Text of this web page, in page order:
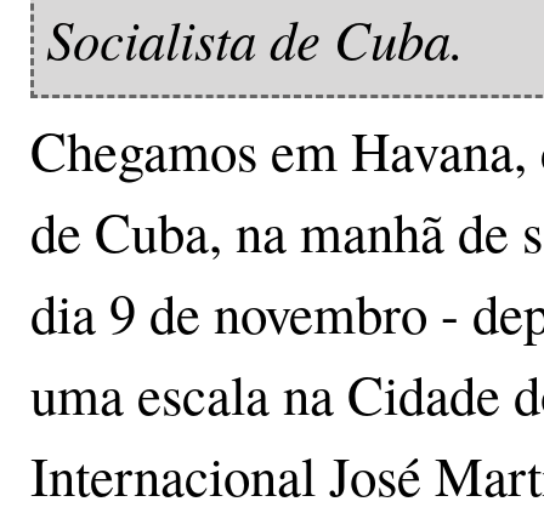
Socialista de Cuba.
Chegamos em
de Cuba, na manhã de
dia 9 de novembro -
uma escala na Cidade
Internacional José